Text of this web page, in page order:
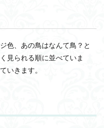
色、あの鳥はなんて鳥？と
見られる順に並べていま
いきます。